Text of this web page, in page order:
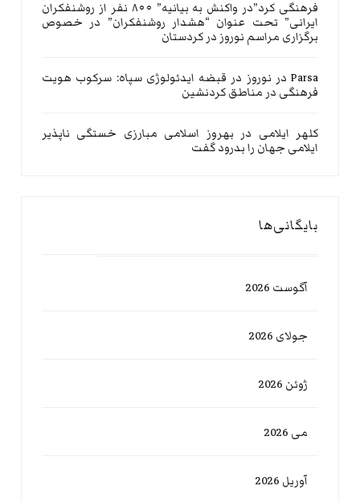
فرهنگی کرد”در واکنش به بیانیه” ۸۰۰ نفر از روشنفکران
ایرانی” تحت عنوان “هشدار روشنفکران” در خصوص
برگزاری مراسم نوروز در کردستان
Parsa در نوروز در قبضه ایدئولوژی سپاه: سرکوب هویت
فرهنگی در مناطق کردنشین
کلهر ایلامی در بهروز اسلامی مبارزی خستگی ناپذیر
ایلامی جهان را بدرود گفت
بایگانی‌ها
آگوست 2026
جولای 2026
ژوئن 2026
می 2026
آوریل 2026